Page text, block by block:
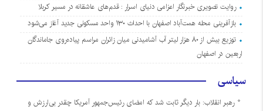
روایت تصویری خبرنگار اعزامی دنیای اسرار : قدم‌های عاشقانه در مسیر کربلا
بازآفرینی محله همت‌آباد اصفهان با احداث ۱۳۰ واحد مسکونی جدید آغاز می‌شود
توزیع بیش از ۸۰ هزار لیتر آب آشامیدنی میان زائران مراسم پیاده‌روی جاماندگان
اربعین در اصفهان
سیاسی
رهبر انقلاب: بار دیگر ثابت شد که امضای رئیس‌جمهور آمریکا چقدر بی‌ارزش و